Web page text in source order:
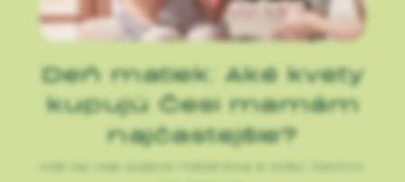
Deň matiek: Aké kvety
kupujú Česi mamám
najčastejšie?
Kde sa vzal sviatok materstva a koľko Čechov